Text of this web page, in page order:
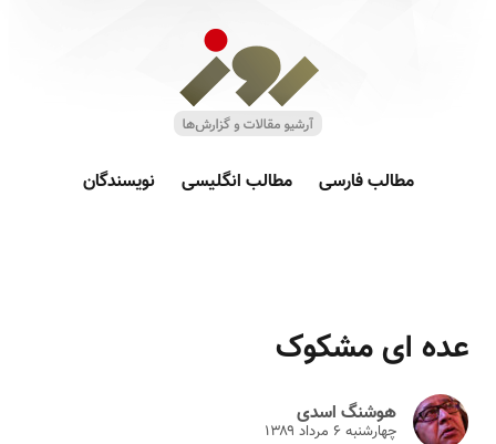
مطالب فارسی مطالب انگلیسی نویسندگان
عده ای مشکوک
هوشنگ اسدی
چهارشنبه ۶ مرداد ۱۳۸۹